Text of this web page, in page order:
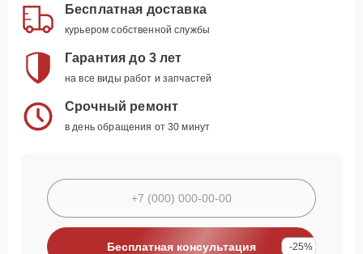
Бесплатная доставка
курьером собственной службы
Гарантия до 3 лет
на все виды работ и запчастей
Срочный ремонт
в день обращения от 30 минут
Бесплатная консультация -25%